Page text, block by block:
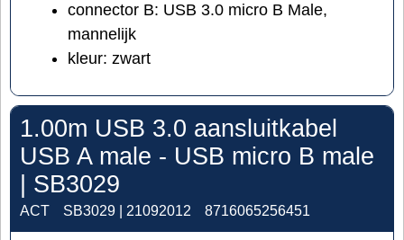
connector B: USB 3.0 micro B Male,
mannelijk
kleur: zwart
1.00m USB 3.0 aansluitkabel
USB A male - USB micro B male
| SB3029
ACT SB3029 | 21092012 8716065256451